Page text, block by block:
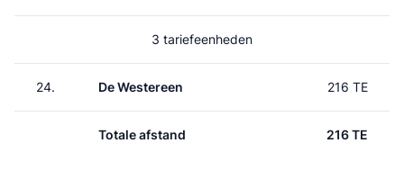
3 tariefeenheden
24. De Westereen 216 TE
Totale afstand 216 TE